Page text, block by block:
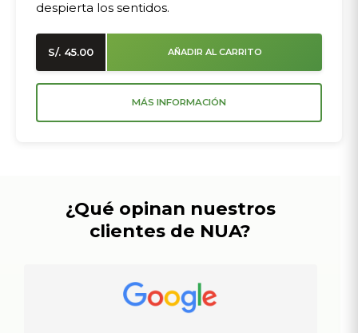
despierta los sentidos.
S/. 45.00 AÑADIR AL CARRITO
MÁS INFORMACIÓN
¿Qué opinan nuestros
clientes de NUA?